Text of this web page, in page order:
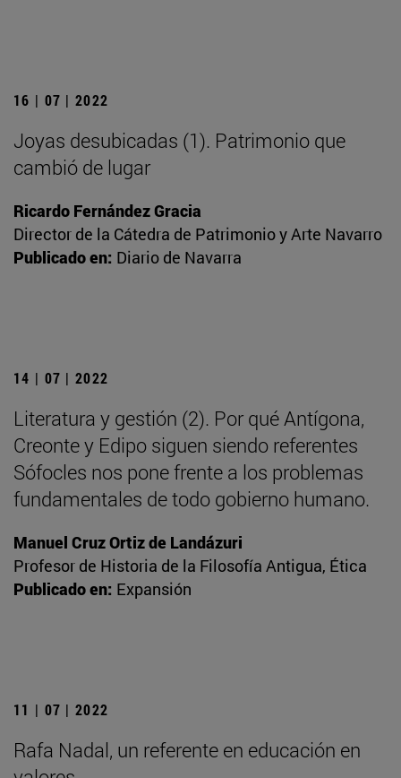
16 | 07 | 2022
Joyas desubicadas (1). Patrimonio que
cambió de lugar
Ricardo Fernández Gracia
Director de la Cátedra de Patrimonio y Arte Navarro
Publicado en: Diario de Navarra
14 | 07 | 2022
Literatura y gestión (2). Por qué Antígona,
Creonte y Edipo siguen siendo referentes
Sófocles nos pone frente a los problemas
fundamentales de todo gobierno humano.
Manuel Cruz Ortiz de Landázuri
Profesor de Historia de la Filosofía Antigua, Ética
Publicado en: Expansión
11 | 07 | 2022
Rafa Nadal, un referente en educación en